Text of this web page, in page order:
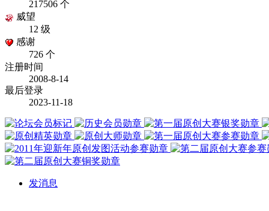
217506 个
威望
12 级
感谢
726 个
注册时间
2008-8-14
最后登录
2023-11-18
发消息